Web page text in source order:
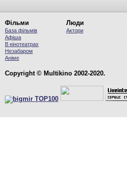
Фільми
База фільмів
Афіша
В кінотеатрах
Незабаром
Аніме
Люди
Актори
Copyright © Multikino 2002-2020.